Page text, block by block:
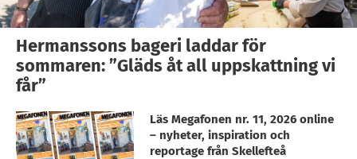
Hermanssons bageri laddar för
sommaren: ”Gläds åt all uppskattning vi
får”
Läs Megafonen nr. 11, 2026 online
– nyheter, inspiration och
reportage från Skellefteå